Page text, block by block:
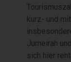
kurz- und
Jumeirah
sich hier